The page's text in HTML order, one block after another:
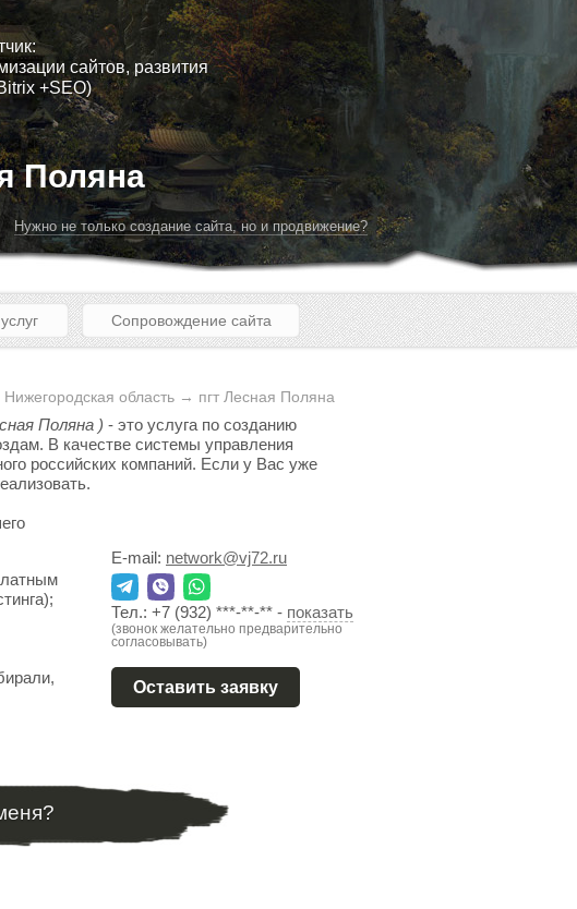
сайтов, развития
+SEO)
Поляна
Нужно не только создание сайта, но и продвижение?
Сопровождение сайта
область → пгт Лесная Поляна
Поляна ) - это услуга по созданию
В качестве системы управления
российских компаний. Если у Вас уже
E-mail: network@vj72.ru
Тел.: +7 (932) ***-**-** - показать
(звонок желательно предварительно
согласовывать)
Оставить заявку